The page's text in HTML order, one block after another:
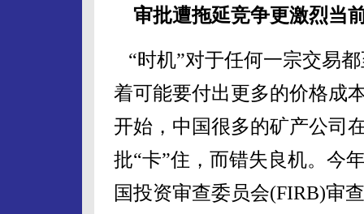
审批遭拖延竞争更激烈当
“时机”对于任何一宗交易
着可能要付出更多的价格成
开始，中国很多的矿产公司
批“卡”住，而错失良机。今
国投资审查委员会(FIRB)审